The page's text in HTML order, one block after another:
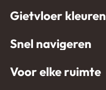
Gietvloer kleuren
Snel navigeren
Voor elke ruimte